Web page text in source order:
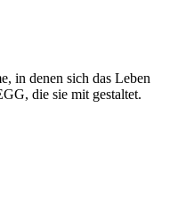
in denen sich das Leben
die sie mit gestaltet.